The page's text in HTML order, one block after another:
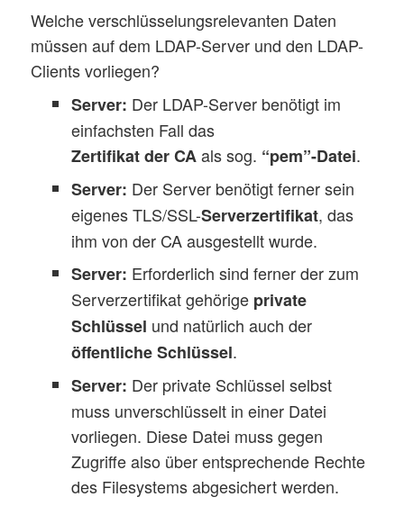
Welche verschlüsselungsrelevanten Daten
müssen auf dem LDAP-Server und den LDAP-
Clients vorliegen?
Server: Der LDAP-Server benötigt im
einfachsten Fall das
Zertifikat der CAals sog. “pem”-Datei.
Server: Der Server benötigt ferner sein
eigenes TLS/SSL-Serverzertifikat, das
ihm von der CA ausgestellt wurde.
Server: Erforderlich sind ferner der zum
Serverzertifikat gehörige private
Schlüssel und natürlich auch der
öffentliche Schlüssel.
Server: Der private Schlüssel selbst
muss unverschlüsselt in einer Datei
vorliegen. Diese Datei muss gegen
Zugriffe also über entsprechende Rechte
des Filesystems abgesichert werden.